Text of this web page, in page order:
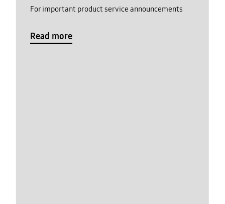
For important product service announcements
Read more